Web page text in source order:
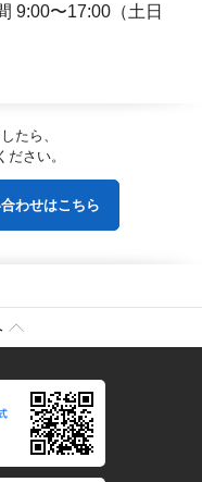
9:00〜17:00（土日
たら、
さい。
わせはこちら